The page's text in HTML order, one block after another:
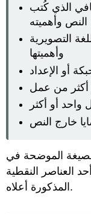
الذي كُتب
النص وأهميته
التصويرية
وأهميتها
أو الإعداد
أكثر من عمل
واحد أو أكثر
خارج النص
الموضحة في
العناصر النقطية
المذكورة أعلاه.